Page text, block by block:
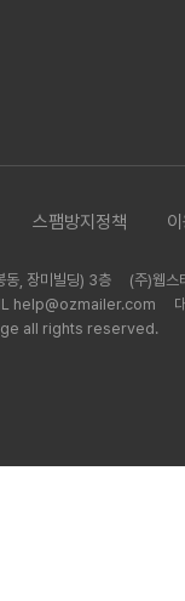
스팸방지정책
동, 장미빌딩) 3층
(주)웹스
help@ozmailer.com
all rights reserved.